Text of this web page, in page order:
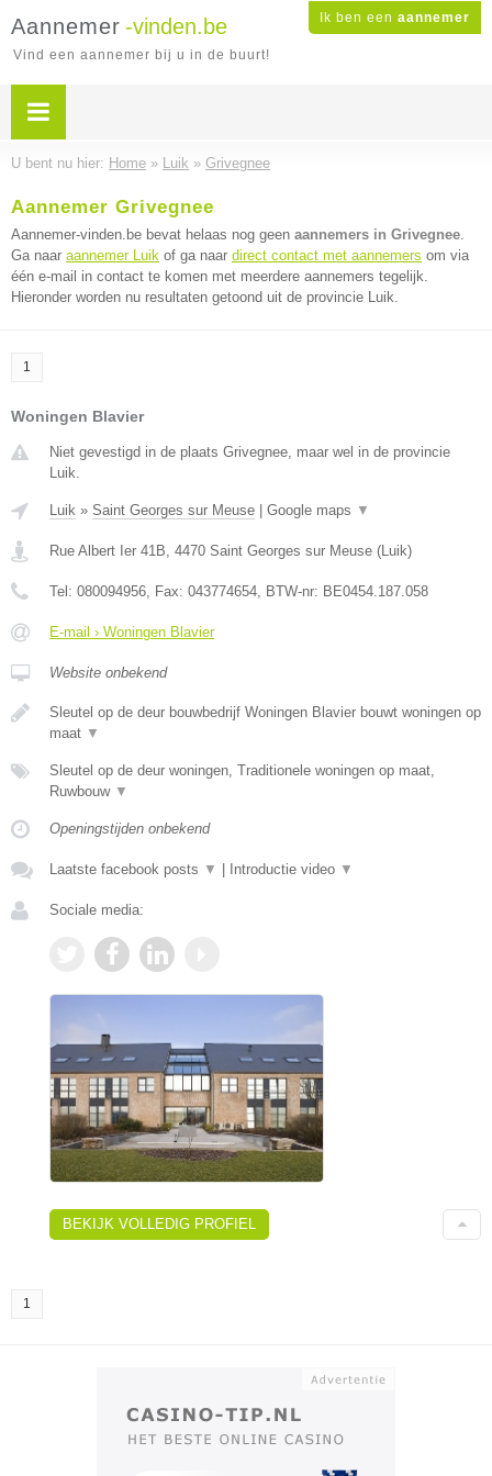
Ik ben een aannemer
Aannemer -vinden.be
Vind een aannemer bij u in de buurt!
U bent nu hier: Home » Luik » Grivegnee
Aannemer Grivegnee
Aannemer-vinden.be bevat helaas nog geen aannemers in Grivegnee.
Ga naar aannemer Luik of ga naar direct contact met aannemers om via
één e-mail in contact te komen met meerdere aannemers tegelijk.
Hieronder worden nu resultaten getoond uit de provincie Luik.
1
Woningen Blavier
Niet gevestigd in de plaats Grivegnee, maar wel in de provincie
Luik.
Luik » Saint Georges sur Meuse Google maps ▼
Rue Albert Ier 41B, 4470 Saint Georges sur Meuse (Luik)
Tel: 080094956, Fax: 043774654, BTW-nr: BE0454.187.058
E-mail › Woningen Blavier
Website onbekend
Sleutel op de deur bouwbedrijf Woningen Blavier bouwt woningen op
maat ▼
Sleutel op de deur woningen, Traditionele woningen op maat,
Ruwbouw ▼
Openingstijden onbekend
Laatste facebook posts ▼ Introductie video ▼
Sociale media:
BEKIJK VOLLEDIG PROFIEL
1